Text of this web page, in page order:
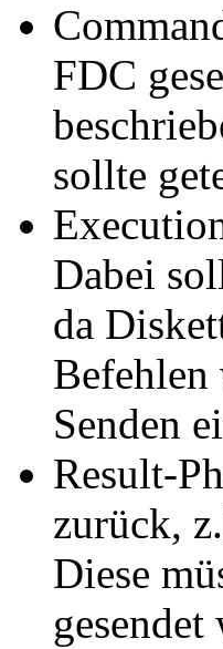
FDC
sollte
Dabei
da
Befehlen
Senden
Result-
zurück,
Diese